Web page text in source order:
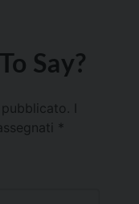
Say?
pubblicato.
*